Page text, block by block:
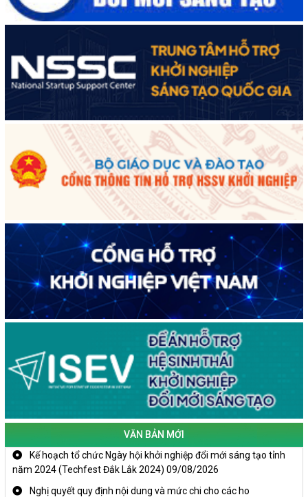
VĂN BẢN MỚI
Kế hoạch tổ chức Ngày hội khởi nghiệp đổi mới sáng tạo tỉnh
năm 2024 (Techfest Đắk Lắk 2024) 09/08/2026
Nghị quyết quy định nội dung và mức chi cho các ho